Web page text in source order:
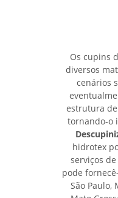
Os cupins
diversos
cenários
estrutura
tornando-o
hidrotex
serviços
pode
São Paulo,